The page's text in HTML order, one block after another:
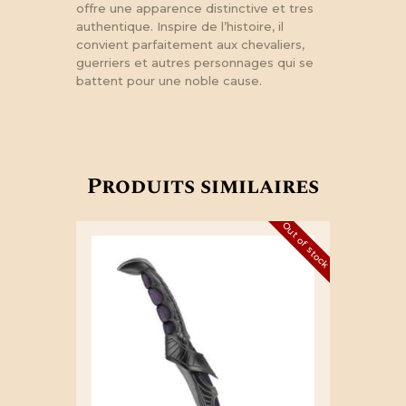
offre une apparence distinctive et tres
authentique. Inspire de l’histoire, il
convient parfaitement aux chevaliers,
guerriers et autres personnages qui se
battent pour une noble cause.
Produits similaires
Out of stock